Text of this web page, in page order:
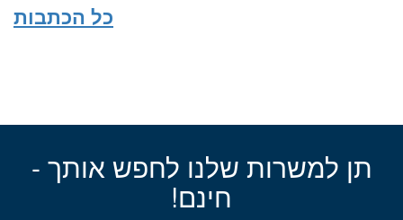
כל הכתבות
תן למשרות שלנו לחפש אותך -
חינם!